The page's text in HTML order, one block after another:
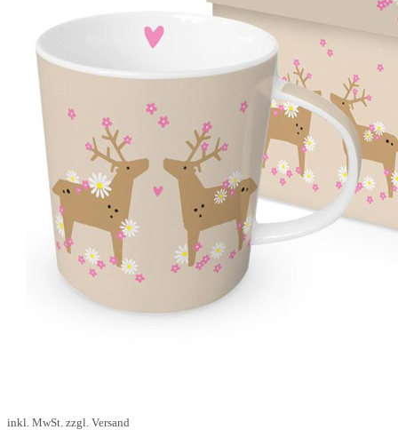
Zum Anfang der Bildergalerie springen
Artikel-Nr. 30011923
PPD Flower Deers
Tasse in Gechenkbox
inkl. MwSt. zzgl. Versand